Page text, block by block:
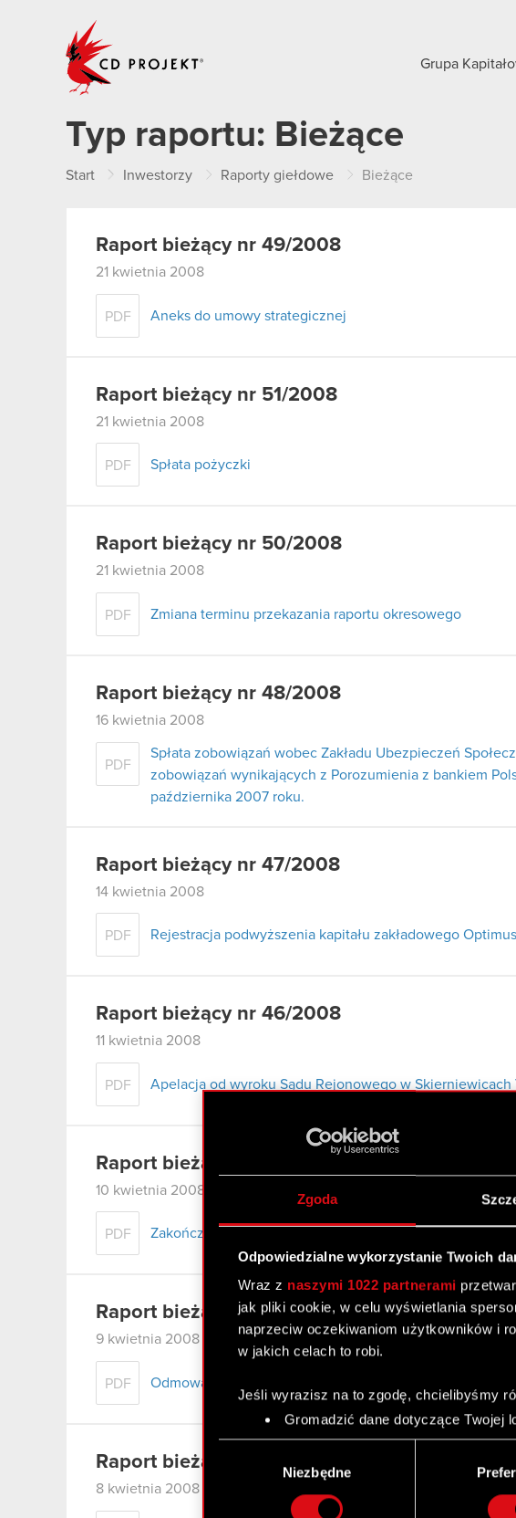
Zgoda
Odpowiedzialne wykorzystanie Twoich
Wraz z naszymi 1022 partnerami
jak pliki cookie, w celu wyświetlania
naprzeciw oczekiwaniom użytkowników i
w jakich celach to robi.
Jeśli wyrazisz na to zgodę, chcielibyśmy
Gromadzić dane dotyczące Twojej
Identyfikować Twoje urządzenie,
Dowiedz się więcej odnośnie tego, jak
szczegółów . W Deklaracji plików cookie
Niezbędne
Grupa
Typ raportu: Bieżące
Start Inwestorzy Raporty giełdowe Bieżące
Raport bieżący nr 49/2008
21 kwietnia 2008
PDF Aneks do umowy strategicznej
Raport bieżący nr 51/2008
21 kwietnia 2008
PDF Spłata pożyczki
Raport bieżący nr 50/2008
21 kwietnia 2008
PDF Zmiana terminu przekazania raportu okresowego
Raport bieżący nr 48/2008
16 kwietnia 2008
PDF
Spłata zobowiązań wobec Zakładu Ubezpieczeń
zobowiązań wynikających z Porozumienia z bankiem
października 2007 roku.
Raport bieżący nr 47/2008
14 kwietnia 2008
PDF Rejestracja podwyższenia kapitału zakładowego
Raport bieżący nr 46/2008
11 kwietnia 2008
PDF Apelacja od wyroku Sądu Rejonowego w Skierniewicach
Raport bieżący nr 45/2008
10 kwietnia 2008
PDF Zakończenie postępowania egzekucyjnego
Raport bieżący nr 44/2008
9 kwietnia 2008
PDF Odmowa odroczenia terminu płatności obowiązkowych
Raport bieżący nr 43/2008
8 kwietnia 2008